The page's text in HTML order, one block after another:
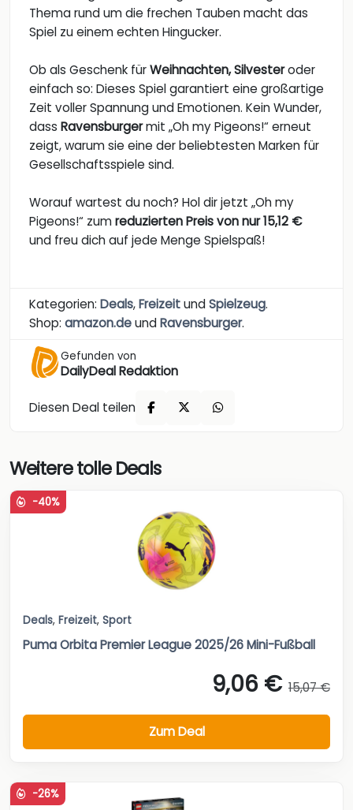
Thema rund um die frechen Tauben macht das
Spiel zu einem echten Hingucker.
Ob als Geschenk fürWeihnachten, Silvesteroder
einfach so: Dieses Spiel garantiert eine großartige
Zeit voller Spannung und Emotionen. Kein Wunder,
dass Ravensburgermit „Oh my Pigeons!“ erneut
zeigt, warum sie eine der beliebtesten Marken für
Gesellschaftsspiele sind.
Worauf wartest du noch? Hol dir jetzt „Oh my
Pigeons!“ zumreduzierten Preis von nur 15,12 €
und freu dich auf jede Menge Spielspaß!
Kategorien: Deals,FreizeitundSpielzeug.
Shop: amazon.deundRavensburger.
Gefunden von
DailyDeal Redaktion
Diesen Deal teilen
Weitere tolle Deals
-40%
Deals, Freizeit, Sport
Puma Orbita Premier League 2025/26 Mini-Fußball
9,06 € 15,07 €
Zum Deal
-26%